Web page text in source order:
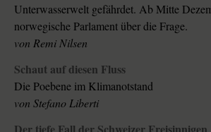
Unterwasserwelt gefährdet. Ab Mitte Dezember debattiert das
norwegische Parlament über die Frage.
von Remi Nilsen
Schaut auf diesen Fluss
Die Poebene im Klimanotstand
von Stefano Liberti
Der tiefe Fall der Schweizer Freisinnigen